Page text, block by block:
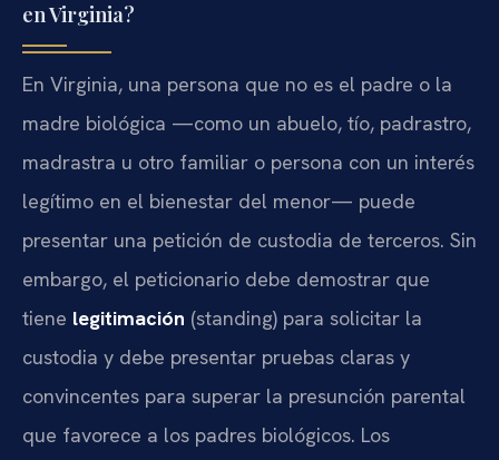
en Virginia?
En Virginia, una persona que no es el padre o la
madre biológica —como un abuelo, tío, padrastro,
madrastra u otro familiar o persona con un interés
legítimo en el bienestar del menor— puede
presentar una petición de custodia de terceros. Sin
embargo, el peticionario debe demostrar que
tiene legitimación (standing) para solicitar la
custodia y debe presentar pruebas claras y
convincentes para superar la presunción parental
que favorece a los padres biológicos. Los